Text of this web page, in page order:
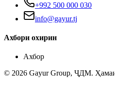
+992 500 000 030
info@gayur.tj
Ахбори охирин
Ахбор
© 2026 Gayur Group, ҶДМ.